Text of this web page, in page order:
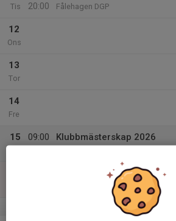
Tis
20:00
Fålehagen DGP
12
Ons
13
Tor
14
Fre
15
09:00
Klubbmästerskap 2026
v.34